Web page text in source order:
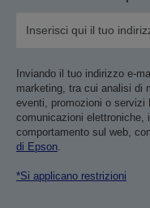
Inviando il tuo indirizzo e-
marketing, tra cui analisi di
eventi, promozioni o servizi
comunicazioni elettroniche,
comportamento sul web,
di Epson.
*Si applicano restrizioni